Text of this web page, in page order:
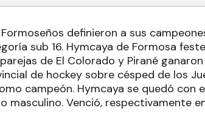
definieron a sus
sub 16. Hymcaya de Formosa
de El Colorado y Pirané
de hockey sobre césped de los
campeón. Hymcaya se quedó con
masculino. Venció, respectivamente